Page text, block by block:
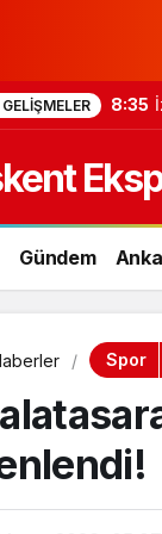
8:35
Gündem
Spor